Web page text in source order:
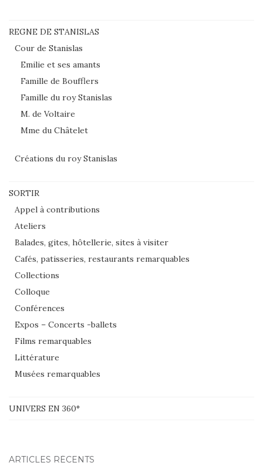
REGNE DE STANISLAS
Cour de Stanislas
Emilie et ses amants
Famille de Boufflers
Famille du roy Stanislas
M. de Voltaire
Mme du Châtelet
Créations du roy Stanislas
SORTIR
Appel à contributions
Ateliers
Balades, gites, hôtellerie, sites à visiter
Cafés, patisseries, restaurants remarquables
Collections
Colloque
Conférences
Expos – Concerts -ballets
Films remarquables
Littérature
Musées remarquables
UNIVERS EN 360°
ARTICLES RÉCENTS